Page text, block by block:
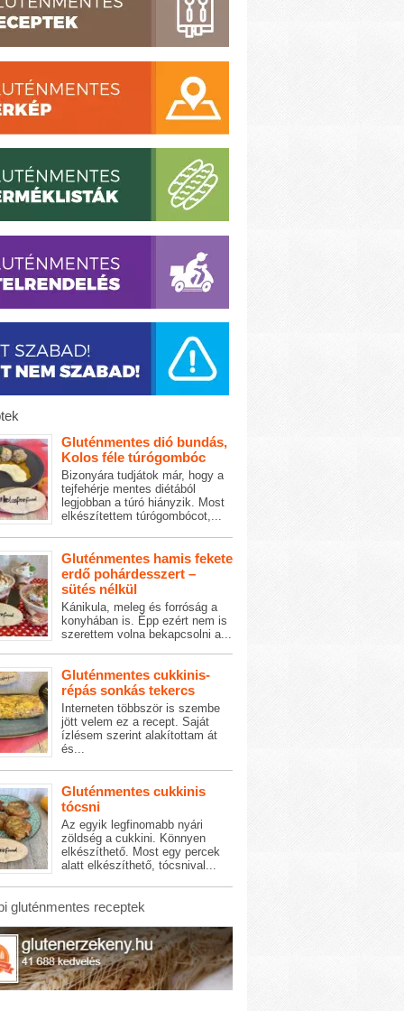
Gluténmentes dió bundás,
Kolos féle túrógombóc
Bizonyára tudjátok már, hogy a
tejfehérje mentes diétából
legjobban a túró hiányzik. Most
elkészítettem túrógombócot,...
Gluténmentes hamis fekete
erdő pohárdesszert –
sütés nélkül
Kánikula, meleg és forróság a
konyhában is. Épp ezért nem is
szerettem volna bekapcsolni a...
Gluténmentes cukkinis-
répás sonkás tekercs
Interneten többször is szembe
jött velem ez a recept. Saját
ízlésem szerint alakítottam át
és...
Gluténmentes cukkinis
tócsni
Az egyik legfinomabb nyári
zöldség a cukkini. Könnyen
elkészíthető. Most egy percek
alatt elkészíthető, tócsnival...
gluténmentes receptek